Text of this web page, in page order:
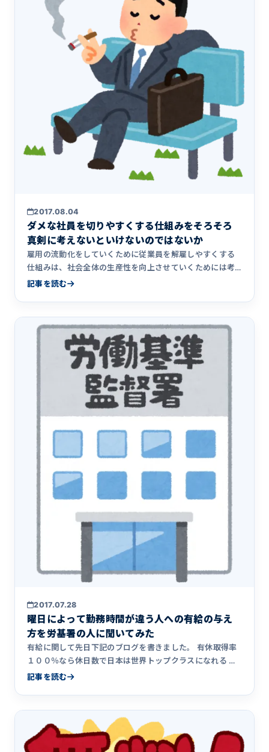
2017.08.04
ダメな社員を切りやすくする仕組みをそろそろ
真剣に考えないといけないのではないか
雇用の流動化をしていくために従業員を解雇しやすくする
仕組みは、社会全体の生産性を向上させていくためには考
えていかなければ&hellip;
記事を読む
2017.07.28
曜日によって勤務時間が違う人への有給の与え
方を労基署の人に聞いてみた
有給に関して先日下記のブログを書きました。 有休取得率
１００％なら休日数で日本は世界トップクラスになれる 世
界トップクラ&hellip;
記事を読む